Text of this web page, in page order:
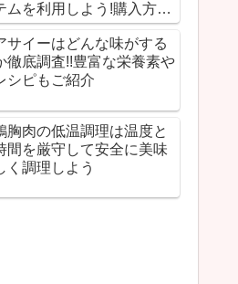
ムを利用しよう!購入方法
徹底解説します
サイーはどんな味がする
徹底調査!!豊富な栄養素や
シピもご紹介
胸肉の低温調理は温度と
間を厳守して安全に美味
く調理しよう